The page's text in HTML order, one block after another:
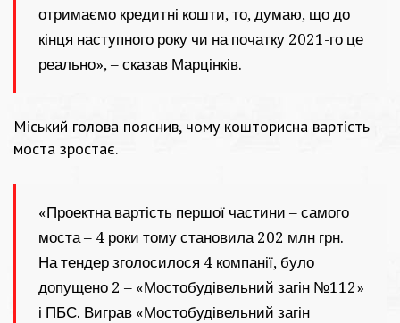
отримаємо кредитні кошти, то, думаю, що до
кінця наступного року чи на початку 2021-го це
реально», – сказав Марцінків.
Міський голова пояснив, чому кошторисна вартість
моста зростає.
«Проектна вартість першої частини – самого
моста – 4 роки тому становила 202 млн грн.
На тендер зголосилося 4 компанії, було
допущено 2 – «Мостобудівельний загін №112»
і ПБС. Виграв «Мостобудівельний загін